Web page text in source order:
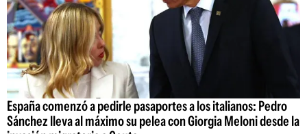
España comenzó a pedirle pasaportes a los italianos: Pedro
Sánchez lleva al máximo su pelea con Giorgia Meloni desde la